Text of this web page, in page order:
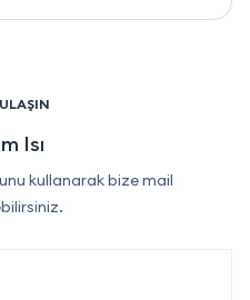
Isı
kullanarak bize mail